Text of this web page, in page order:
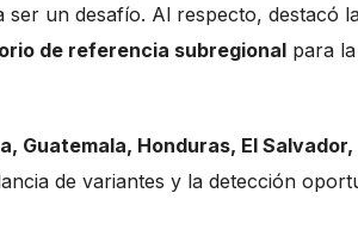
un desafío. Al respecto, destacó
de referencia subregional para
Guatemala, Honduras, El Salvador,
de variantes y la detección